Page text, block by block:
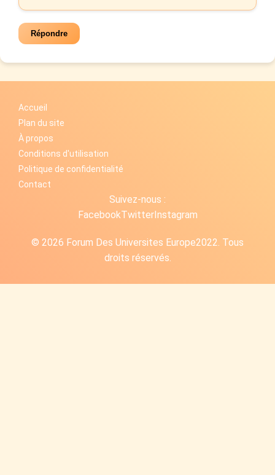
Répondre
Accueil
Plan du site
À propos
Conditions d'utilisation
Politique de confidentialité
Contact
Suivez-nous :
FacebookTwitterInstagram
© 2026 Forum Des Universites Europe2022. Tous
droits réservés.